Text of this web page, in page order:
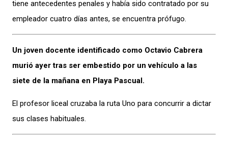
tiene antecedentes penales y había sido contratado por su
empleador cuatro días antes, se encuentra prófugo.
Un joven docente identificado como Octavio Cabrera
murió ayer tras ser embestido por un vehículo a las
siete de la mañana en Playa Pascual.
El profesor liceal cruzaba la ruta Uno para concurrir a dictar
sus clases habituales.